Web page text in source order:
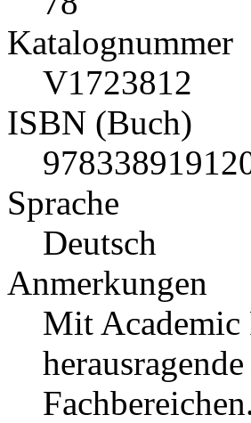
Katalognummer
V1723812
ISBN (Buch)
Sprache
Deutsch
Anmerkungen
Mit Academic